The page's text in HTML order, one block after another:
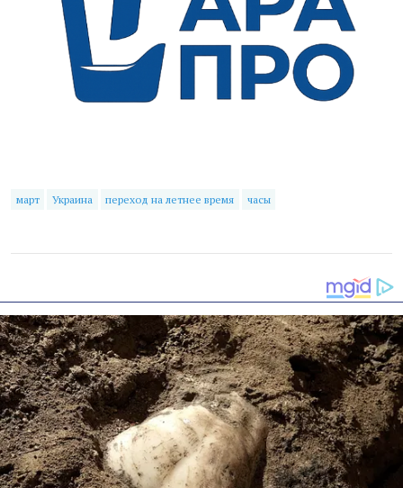
март Украина переход на летнее время часы